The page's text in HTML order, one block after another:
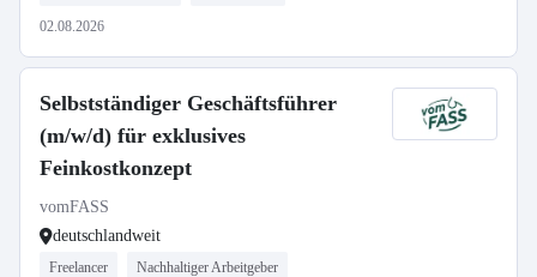
02.08.2026
Selbstständiger Geschäftsführer
(m/w/d) für exklusives
Feinkostkonzept
vomFASS
deutschlandweit
Freelancer Nachhaltiger Arbeitgeber